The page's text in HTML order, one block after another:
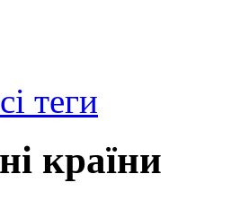
теги
країни